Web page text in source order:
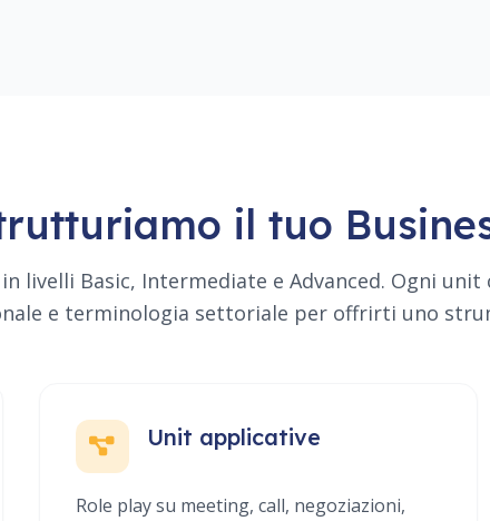
il tuo
livelli Basic, Intermediate e Advanced. Ogni
e terminologia settoriale per offrirti uno
Unit applicative
Role play su meeting, call, negoziazioni,